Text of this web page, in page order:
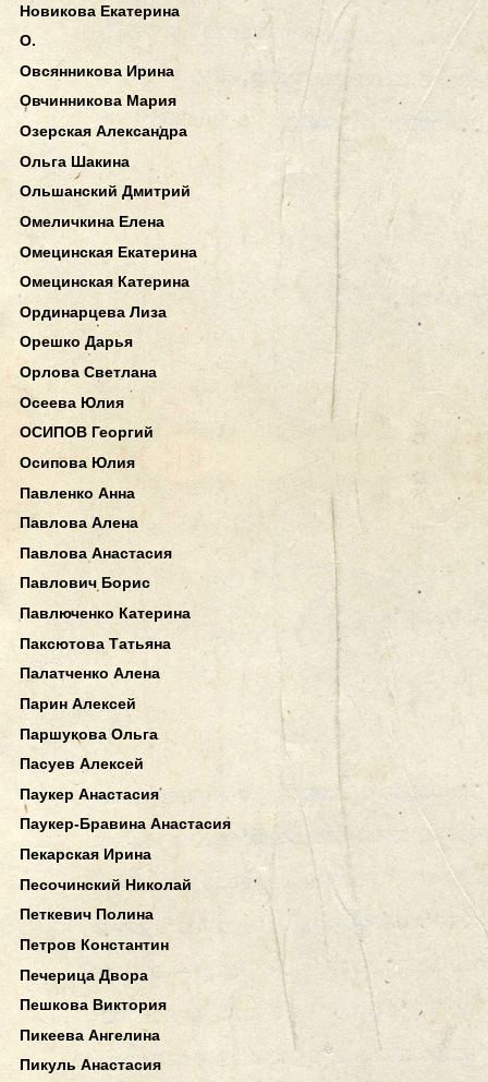
Новикова Екатерина
О.
Овсянникова Ирина
Овчинникова Мария
Озерская Александра
Ольга Шакина
Ольшанский Дмитрий
Омеличкина Елена
Омецинская Екатерина
Омецинская Катерина
Ординарцева Лиза
Орешко Дарья
Орлова Светлана
Осеева Юлия
ОСИПОВ Георгий
Осипова Юлия
Павленко Анна
Павлова Алена
Павлова Анастасия
Павлович Борис
Павлюченко Катерина
Паксютова Татьяна
Палатченко Алена
Парин Алексей
Паршукова Ольга
Пасуев Алексей
Паукер Анастасия
Паукер-Бравина Анастасия
Пекарская Ирина
Песочинский Николай
Петкевич Полина
Петров Константин
Печерица Двора
Пешкова Виктория
Пикеева Ангелина
Пикуль Анастасия